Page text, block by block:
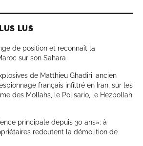
LUS
de position et reconnaît la
sur son Sahara
de Matthieu Ghadiri, ancien
français infiltré en Iran, sur les
des Mollahs, le Polisario, le Hezbollah
principale depuis 30 ans»: à
redoutent la démolition de